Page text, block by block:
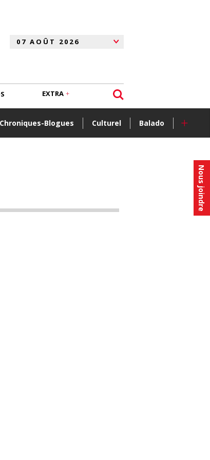
Nous joindre
Chroniques-Blogues Culturel Balado +
EXTRA